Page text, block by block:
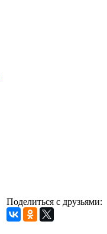
Поделиться с друзьями: